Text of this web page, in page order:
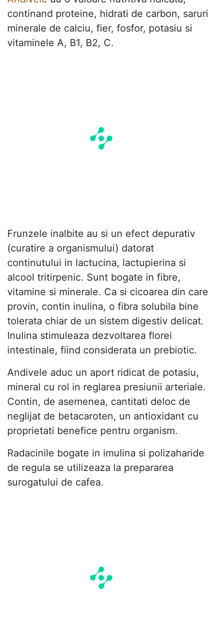
continand proteine, hidrati de carbon, saruri
minerale de calciu, fier, fosfor, potasiu si
vitaminele A, B1, B2, C.
Frunzele inalbite au si un efect depurativ
(curatire a organismului) datorat
continutului in lactucina, lactupierina si
alcool tritirpenic. Sunt bogate in fibre,
vitamine si minerale. Ca si cicoarea din care
provin, contin inulina, o fibra solubila bine
tolerata chiar de un sistem digestiv delicat.
Inulina stimuleaza dezvoltarea florei
intestinale, fiind considerata un prebiotic.
Andivele aduc un aport ridicat de potasiu,
mineral cu rol in reglarea presiunii arteriale.
Contin, de asemenea, cantitati deloc de
neglijat de betacaroten, un antioxidant cu
proprietati benefice pentru organism.
Radacinile bogate in imulina si polizaharide
de regula se utilizeaza la prepararea
surogatului de cafea.